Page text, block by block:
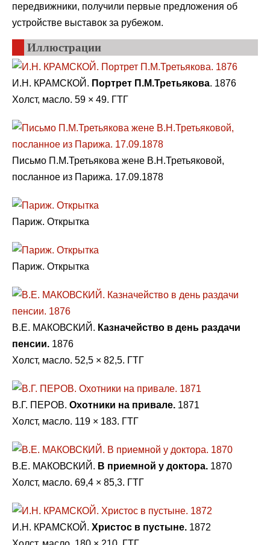
передвижники, получили первые предложения об
устройстве выставок за рубежом.
Иллюстрации
И.Н. КРАМСКОЙ. Портрет П.М.Третьякова. 1876
Холст, масло. 59 × 49. ГТГ
Письмо П.М.Третьякова жене В.Н.Третьяковой,
посланное из Парижа. 17.09.1878
Париж. Открытка
Париж. Открытка
В.Е. МАКОВСКИЙ. Казначейство в день раздачи
пенсии. 1876
Холст, масло. 52,5 × 82,5. ГТГ
В.Г. ПЕРОВ. Охотники на привале. 1871
Холст, масло. 119 × 183. ГТГ
В.Е. МАКОВСКИЙ. В приемной у доктора. 1870
Холст, масло. 69,4 × 85,3. ГТГ
И.Н. КРАМСКОЙ. Христос в пустыне. 1872